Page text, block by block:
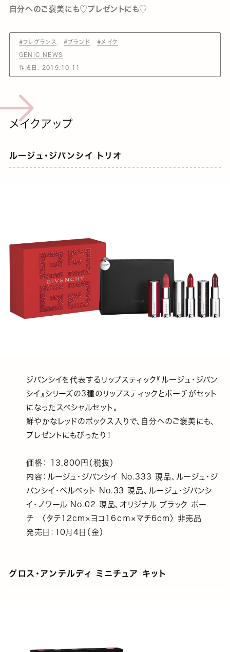
自分へのご褒美にも♡プレゼントにも♡
#フレグランス #ブランド #メイク
GENIC NEWS
作成日: 2019.10.11
メイクアップ
ルージュ・ジバンシイ トリオ
ジバンシイを代表するリップスティック『ルージュ・ジバン
シイ』シリーズの3種のリップスティックとポーチがセット
になったスペシャルセット。
鮮やかなレッドのボックス入りで、自分へのご褒美にも、
プレゼントにもぴったり！
価格： 13,800円（税抜）
内容：ルージュ・ジバンシイ No.333 現品、ルージュ・ジ
バンシイ・ベルベット No.33 現品、ルージュ・ジバンシ
イ・ノワール No.02 現品、オリジナル ブラック ポー
チ 〈タテ12cm×ヨコ16ｃｍ×マチ6cm〉 非売品
発売日：10月4日（金）
グロス・アンテルディ ミニチュア キット